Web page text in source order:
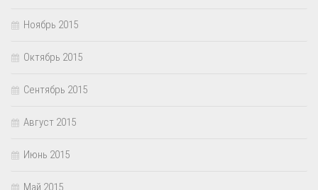
Ноябрь 2015
Октябрь 2015
Сентябрь 2015
Август 2015
Июнь 2015
Май 2015